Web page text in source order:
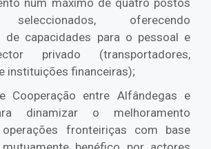
num máximo de quatro postos
oferecendo
de capacidades para o pessoal e
privado (transportadores,
instituições financeiras);
Cooperação entre Alfândegas e
dinamizar o melhoramento
fronteiriças com base